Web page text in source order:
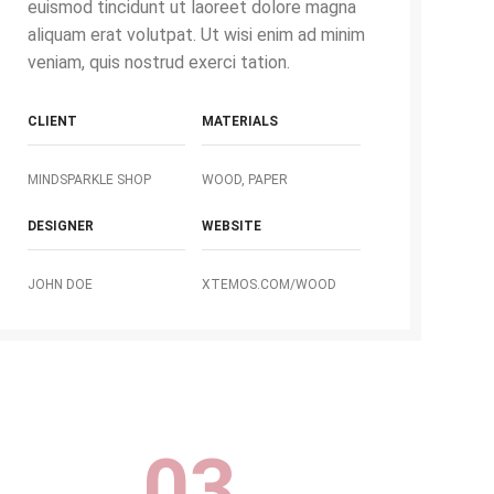
euismod tincidunt ut laoreet dolore magna
aliquam erat volutpat. Ut wisi enim ad minim
veniam, quis nostrud exerci tation.
CLIENT
MINDSPARKLE SHOP
DESIGNER
JOHN DOE
MATERIALS
WOOD, PAPER
WEBSITE
XTEMOS.COM/WOOD